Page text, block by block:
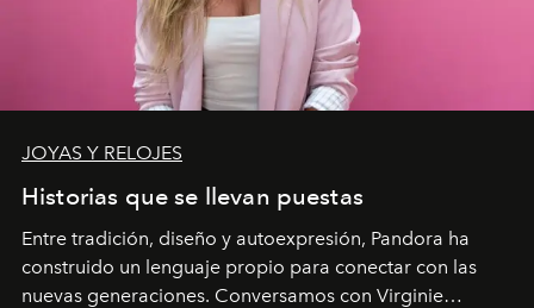
JOYAS Y RELOJES
Historias que se llevan puestas
Entre tradición, diseño y autoexpresión, Pandora ha
construido un lenguaje propio para conectar con las
nuevas generaciones. Conversamos con Virginie